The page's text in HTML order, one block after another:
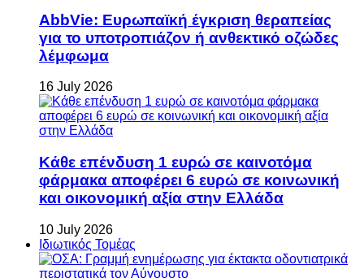
AbbVie: Ευρωπαϊκή έγκριση θεραπείας
για το υποτροπιάζον ή ανθεκτικό οζώδες
λέμφωμα
16 July 2026
Κάθε επένδυση 1 ευρώ σε καινοτόμα
φάρμακα αποφέρει 6 ευρώ σε κοινωνική
και οικονομική αξία στην Ελλάδα
10 July 2026
Ιδιωτικός Τομέας